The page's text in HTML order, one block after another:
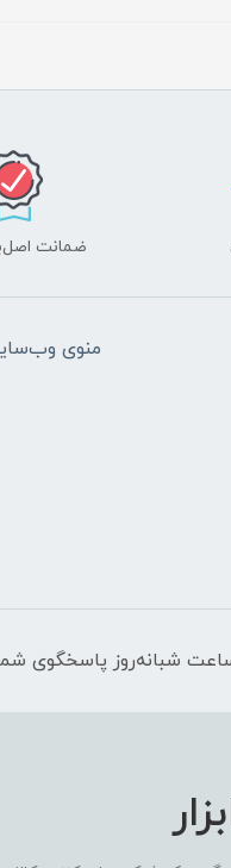
ضمانت
منوی